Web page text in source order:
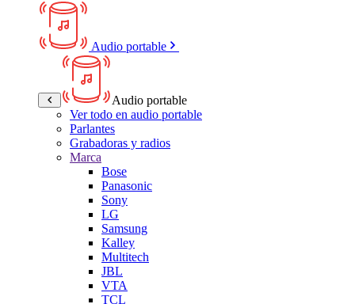
Audio portable
Audio portable
Ver todo en audio portable
Parlantes
Grabadoras y radios
Marca
Bose
Panasonic
Sony
LG
Samsung
Kalley
Multitech
JBL
VTA
TCL